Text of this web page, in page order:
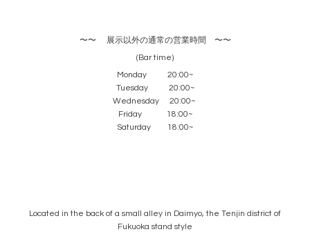
〜〜 展示以外の通常の営業時間 〜〜
(Bar time)
Monday 20:00~
Tuesday 20:00~
Wednesday 20:00~
Friday 18:00~
Saturday 18:00~
Located in the back of a small alley in Daimyo, the Tenjin district of
Fukuoka stand style